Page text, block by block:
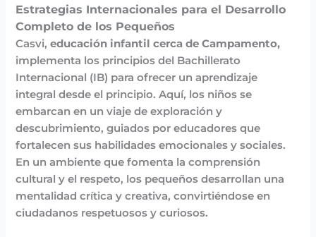
Estrategias Internacionales para el Desarrollo
Completo de los Pequeños
Casvi,educación infantil cerca de Campamento,
implementa los principios del Bachillerato
Internacional (IB) para ofrecer un aprendizaje
integral desde el principio. Aquí, los niños se
embarcan en un viaje de exploración y
descubrimiento, guiados por educadores que
fortalecen sus habilidades emocionales y sociales.
En un ambiente que fomenta la comprensión
cultural y el respeto, los pequeños desarrollan una
mentalidad crítica y creativa, convirtiéndose en
ciudadanos respetuosos y curiosos.